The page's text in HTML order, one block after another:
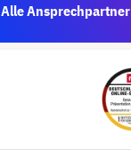
Alle Ansprechpartner